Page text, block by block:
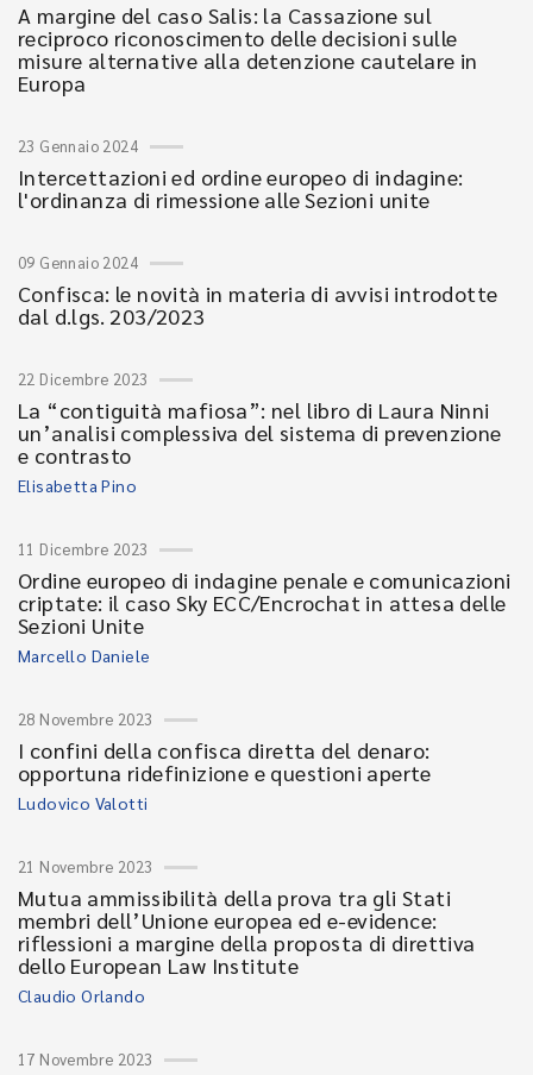
A margine del caso Salis: la Cassazione sul
reciproco riconoscimento delle decisioni sulle
misure alternative alla detenzione cautelare in
Europa
23 Gennaio 2024
Intercettazioni ed ordine europeo di indagine:
l'ordinanza di rimessione alle Sezioni unite
09 Gennaio 2024
Confisca: le novità in materia di avvisi introdotte
dal d.lgs. 203/2023
22 Dicembre 2023
La “contiguità mafiosa”: nel libro di Laura Ninni
un’analisi complessiva del sistema di prevenzione
e contrasto
Elisabetta Pino
11 Dicembre 2023
Ordine europeo di indagine penale e comunicazioni
criptate: il caso Sky ECC/Encrochat in attesa delle
Sezioni Unite
Marcello Daniele
28 Novembre 2023
I confini della confisca diretta del denaro:
opportuna ridefinizione e questioni aperte
Ludovico Valotti
21 Novembre 2023
Mutua ammissibilità della prova tra gli Stati
membri dell’Unione europea ed e-evidence:
riflessioni a margine della proposta di direttiva
dello European Law Institute
Claudio Orlando
17 Novembre 2023